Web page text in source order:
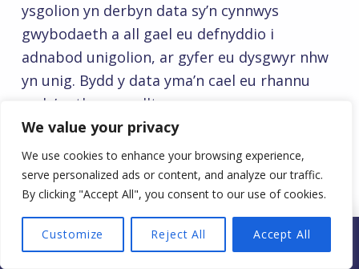
We value your privacy
We use cookies to enhance your browsing experience,
serve personalized ads or content, and analyze our traffic.
By clicking "Accept All", you consent to our use of cookies.
Customize Reject All Accept All
MENU
ysgolion yn derbyn data sy’n cynnwys
gwybodaeth a all gael eu defnyddio i
adnabod unigolion, ar gyfer eu dysgwyr nhw
yn unig. Bydd y data yma’n cael eu rhannu
gyda’r athro cyswllt er mwyn pennu pa
ddysgwyr ddylai ymgysylltu â’r rhaglenni sydd
ar gael. Bydd yr holl ddata arall yn hollol
anhysbys a does dim data arall a all gael eu
defnyddio i adnabod unigolion yn cael eu
rhannu â phartneriaid.